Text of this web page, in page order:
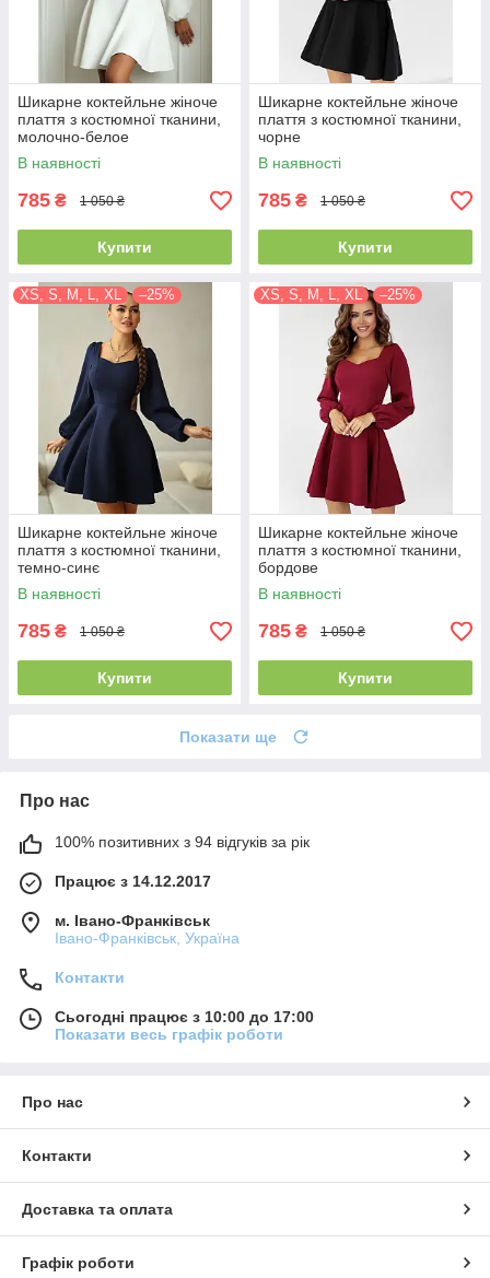
Шикарне коктейльне жіноче
плаття з костюмної тканини,
молочно-белое
В наявності
785 ₴ 1 050 ₴
Купити
Шикарне коктейльне жіноче
плаття з костюмної тканини,
чорне
В наявності
785 ₴ 1 050 ₴
Купити
XS, S, M, L, XL –25%
Шикарне коктейльне жіноче
плаття з костюмної тканини,
темно-синє
В наявності
785 ₴ 1 050 ₴
Купити
XS, S, M, L, XL –25%
Шикарне коктейльне жіноче
плаття з костюмної тканини,
бордове
В наявності
785 ₴ 1 050 ₴
Купити
Показати ще
Про нас
100% позитивних з 94 відгуків за рік
Працює з 14.12.2017
м. Івано-Франківськ
Івано-Франківськ, Україна
Контакти
Сьогодні працює з 10:00 до 17:00
Показати весь графік роботи
Про нас
Контакти
Доставка та оплата
Графік роботи